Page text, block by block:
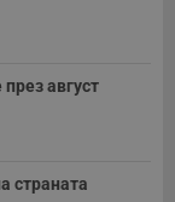
август
страната